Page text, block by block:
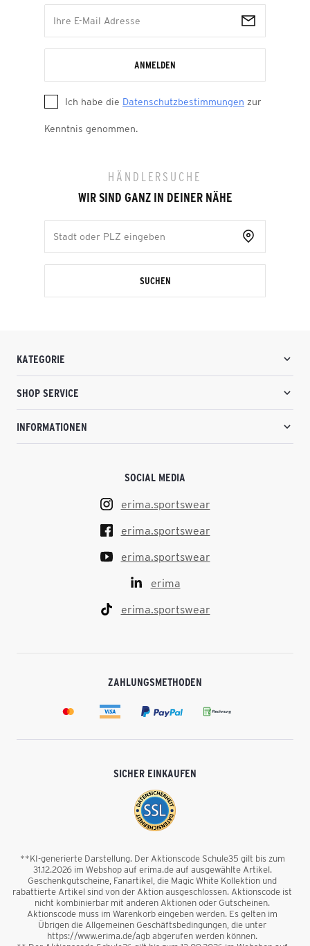
ANMELDEN
Ich habe die Datenschutzbestimmungen zur
Kenntnis genommen.
HÄNDLERSUCHE
WIR SIND GANZ IN DEINER NÄHE
SUCHEN
KATEGORIE
SHOP SERVICE
INFORMATIONEN
SOCIAL MEDIA
erima.sportswear
erima.sportswear
erima.sportswear
erima
erima.sportswear
ZAHLUNGSMETHODEN
SICHER EINKAUFEN
**KI-generierte Darstellung. Der Aktionscode Schule35 gilt bis zum
31.12.2026 im Webshop auf erima.de auf ausgewählte Artikel.
Geschenkgutscheine, Fanartikel, die Magic White Kollektion und
rabattierte Artikel sind von der Aktion ausgeschlossen. Aktionscode ist
nicht kombinierbar mit anderen Aktionen oder Gutscheinen.
Aktionscode muss im Warenkorb eingeben werden. Es gelten im
Übrigen die Allgemeinen Geschäftsbedingungen, die unter
https://www.erima.de/agb abgerufen werden können.